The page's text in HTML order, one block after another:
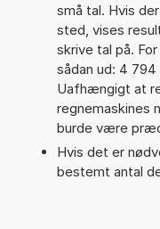
små tal. Hvis
sted, vises
skrive tal på.
sådan ud: 4
Uafhængigt at
regnemaskines
burde være
Hvis det er
bestemt antal